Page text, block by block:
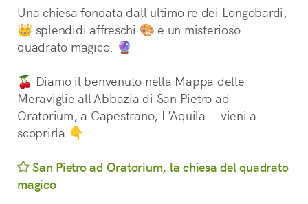
Una chiesa fondata dall'ultimo re dei Longobardi,
👑 splendidi affreschi 🎨 e un misterioso
quadrato magico. 🔮
🍒 Diamo il benvenuto nella Mappa delle
Meraviglie all'Abbazia di San Pietro ad
Oratorium, a Capestrano, L'Aquila... vieni a
scoprirla 👇️
San Pietro ad Oratorium, la chiesa del quadrato
magico